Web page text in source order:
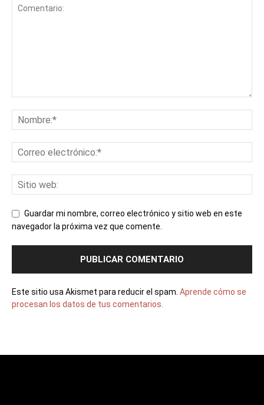
Guardar mi nombre, correo electrónico y sitio web en este
navegador la próxima vez que comente.
Este sitio usa Akismet para reducir el spam. Aprende cómo se
procesan los datos de tus comentarios.